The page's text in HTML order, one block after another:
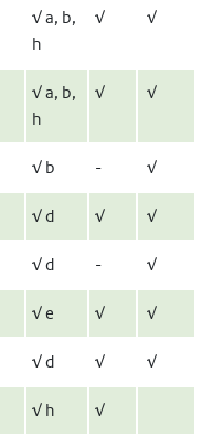
√a, b,
h
√ √
√a, b,
h
√ √
√ b - √
√d √ √
√d - √
√e √ √
√d √ √
√ h √